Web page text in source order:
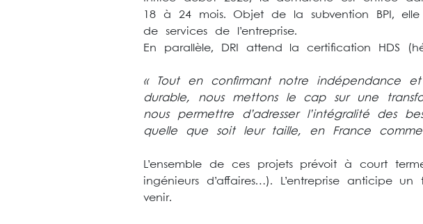
18 à 24 mois. Objet de la subvention BPI,
de services de l’entreprise.
En parallèle, DRI attend la certification HDS
« Tout en confirmant notre indépendance
durable, nous mettons le cap sur une
nous permettre d’adresser l’intégralité des
quelle que soit leur taille, en France
L’ensemble de ces projets prévoit à court
ingénieurs d’affaires…). L’entreprise anticipe
venir.